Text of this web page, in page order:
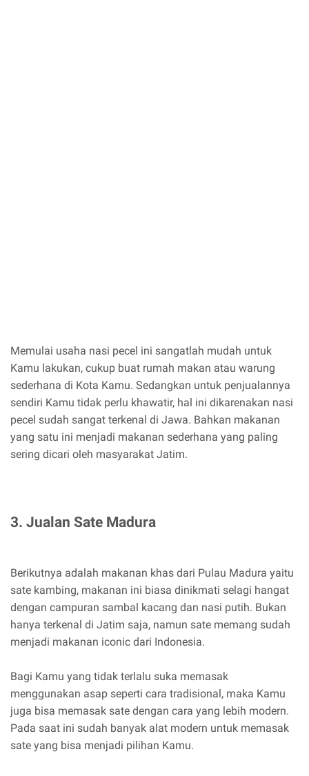
Memulai usaha nasi pecel ini sangatlah mudah untuk
Kamu lakukan, cukup buat rumah makan atau warung
sederhana di Kota Kamu. Sedangkan untuk penjualannya
sendiri Kamu tidak perlu khawatir, hal ini dikarenakan nasi
pecel sudah sangat terkenal di Jawa. Bahkan makanan
yang satu ini menjadi makanan sederhana yang paling
sering dicari oleh masyarakat Jatim.
3. Jualan Sate Madura
Berikutnya adalah makanan khas dari Pulau Madura yaitu
sate kambing, makanan ini biasa dinikmati selagi hangat
dengan campuran sambal kacang dan nasi putih. Bukan
hanya terkenal di Jatim saja, namun sate memang sudah
menjadi makanan iconic dari Indonesia.
Bagi Kamu yang tidak terlalu suka memasak
menggunakan asap seperti cara tradisional, maka Kamu
juga bisa memasak sate dengan cara yang lebih modern.
Pada saat ini sudah banyak alat modern untuk memasak
sate yang bisa menjadi pilihan Kamu.